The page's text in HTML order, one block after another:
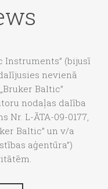
Instruments” (bijusī
nevienā
Baltic”
nodaļas dalība
Nr. L-ĀTA-09-0177,
Baltic” un v/a
aģentūra”)